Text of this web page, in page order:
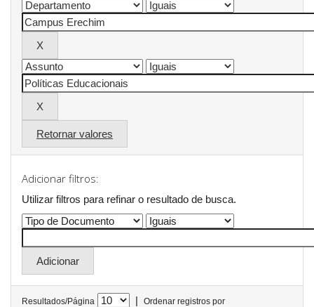
Retornar valores
Adicionar filtros:
Utilizar filtros para refinar o resultado de busca.
Resultados/Página |
Ordenar registros por